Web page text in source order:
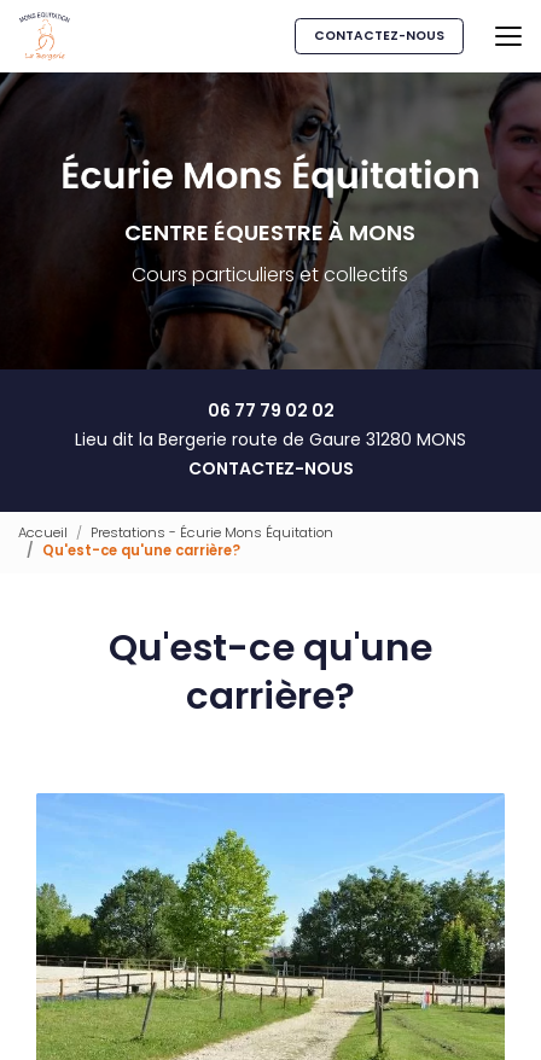
Aller
contenu
principal
CONTACTEZ-NOUS
CENTRE ÉQUESTRE À MONS
Cours particuliers et collectifs
06 77 79 02 02
Lieu dit la Bergerie route de Gaure 31280 MONS
CONTACTEZ-NOUS
Accueil
Prestations - Écurie Mons Équitation
Qu'est-ce qu'une carrière?
Qu'est-ce qu'une
carrière?